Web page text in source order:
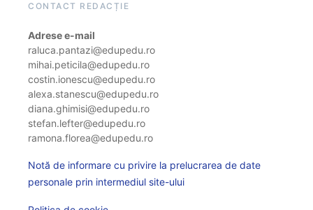
CONTACT REDACȚIE
Adrese e-mail
raluca.pantazi@edupedu.ro
mihai.peticila@edupedu.ro
costin.ionescu@edupedu.ro
alexa.stanescu@edupedu.ro
diana.ghimisi@edupedu.ro
stefan.lefter@edupedu.ro
ramona.florea@edupedu.ro
Notă de informare cu privire la prelucrarea de date
personale prin intermediul site-ului